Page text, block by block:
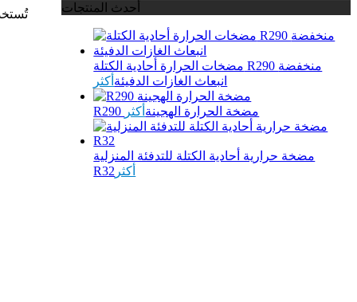
أحدث المنتجات
مضخات الحرارة أحادية الكتلة R290 منخفضة
انبعاث الغازات الدفيئة أكثر
R290 مضخة الحرارة الهجينة أكثر
مضخة حرارية أحادية الكتلة للتدفئة المنزلية
R32 أكثر